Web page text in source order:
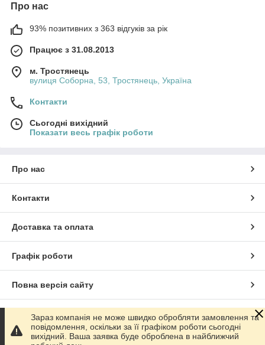
Про нас
93% позитивних з 363 відгуків за рік
Працює з 31.08.2013
м. Тростянець
вулиця Соборна, 53, Тростянець, Україна
Контакти
Сьогодні вихідний
Показати весь графік роботи
Про нас
Контакти
Доставка та оплата
Графік роботи
Повна версія сайту
Сайт створено на маркетплейсі Prom.ua
Політика конфіденційності
Зараз компанія не може швидко обробляти замовлення та
повідомлення, оскільки за її графіком роботи сьогодні
вихідний. Ваша заявка буде оброблена в найближчий